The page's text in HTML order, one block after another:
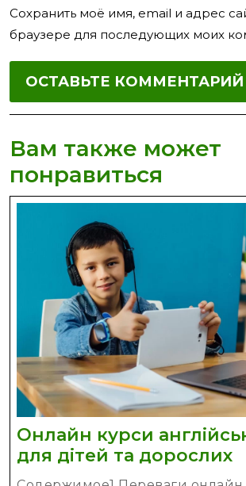
Сохранить моё имя, email и адрес
браузере для последующих моих
Вам также может
понравиться
Онлайн курси
для дітей та дорослих